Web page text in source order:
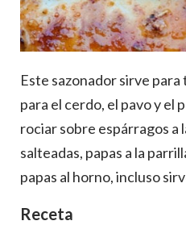
Este sazonador sirve
para el cerdo, el pavo y el
rociar sobre espárragos a
salteadas, papas a la
papas al horno, incluso
Receta